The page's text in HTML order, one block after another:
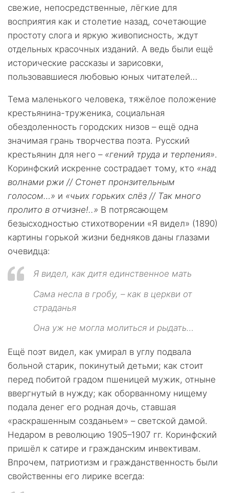
свежие, непосредственные, лёгкие для
восприятия как и столетие назад, сочетающие
простоту слога и яркую живописность, ждут
отдельных красочных изданий. А ведь были ещё
исторические рассказы и зарисовки,
пользовавшиеся любовью юных читателей…
Тема маленького человека, тяжёлое положение
крестьянина-труженика, социальная
обездоленность городских низов – ещё одна
значимая грань творчества поэта. Русский
крестьянин для него – «гений труда и терпения».
Коринфский искренне сострадает тому, кто «над
волнами ржи // Стонет пронзительным
голосом…» и «чьих горьких слёз // Так много
пролито в отчизне!..» В потрясающем
безысходностью стихотворении «Я видел» (1890)
картины горькой жизни бедняков даны глазами
очевидца:
Я видел, как дитя единственное мать
Сама несла в гробу, – как в церкви от
страданья
Она уж не могла молиться и рыдать…
Ещё поэт видел, как умирал в углу подвала
больной старик, покинутый детьми; как стоит
перед побитой градом пшеницей мужик, отныне
ввергнутый в нужду; как оборванному нищему
подала денег его родная дочь, ставшая
«раскрашенным созданьем» – светской дамой.
Недаром в революцию 1905–1907 гг. Коринфский
пришёл к сатире и гражданским инвективам.
Впрочем, патриотизм и гражданственность были
свойственны его лирике всегда: